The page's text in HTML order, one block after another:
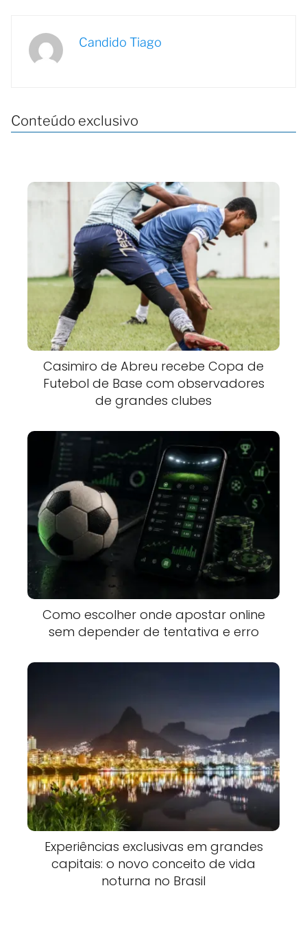
Candido Tiago
Conteúdo exclusivo
Casimiro de Abreu recebe Copa de
Futebol de Base com observadores
de grandes clubes
Como escolher onde apostar online
sem depender de tentativa e erro
Experiências exclusivas em grandes
capitais: o novo conceito de vida
noturna no Brasil